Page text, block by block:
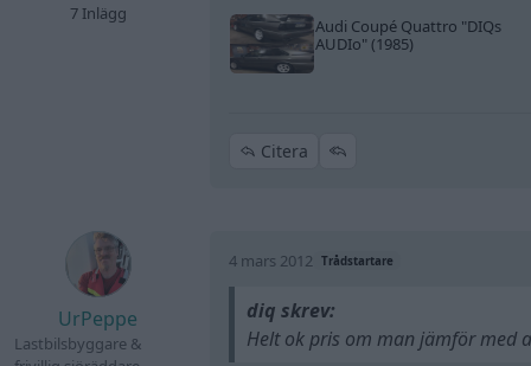
7 Inlägg
Audi Coupé Quattro "DIQs
AUDIo"(1985)
Citera
UrPeppe
Lastbilsbyggare &
4 mars 2012 Trådstartare
diq skrev:
Helt ok pris om man jämför med